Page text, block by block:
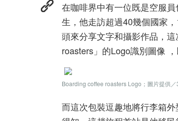
在咖啡界中有一位既是空服
生，他走訪超過40幾個國家
頭來分享文字和攝影作品，
roasters」的Logo識別圖像
Boarding coffee roasters Logo ； 圖片提供
而這次包裝逗趣地將行李箱